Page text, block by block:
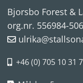
Bjorsbo Forest &
org.nr. 556984-
+46 (0) 705 10 31